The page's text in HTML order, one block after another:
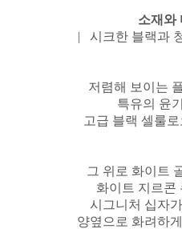
소재와
| 시크한 블랙과
저렴해 보이는
특유의 윤
고급 블랙 셀룰
그 위로 화이트
화이트 지르콘
시그니처 십자
양옆으로 화려하